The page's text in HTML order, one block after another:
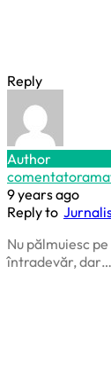
Reply
Author
9 years ago
Reply to
Nu pălmuiesc
întradevăr,